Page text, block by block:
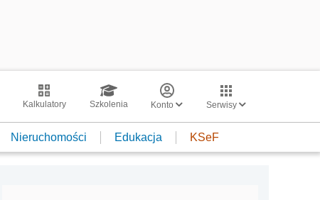
Kalkulatory Szkolenia Konto Serwisy
Nieruchomości Edukacja KSeF